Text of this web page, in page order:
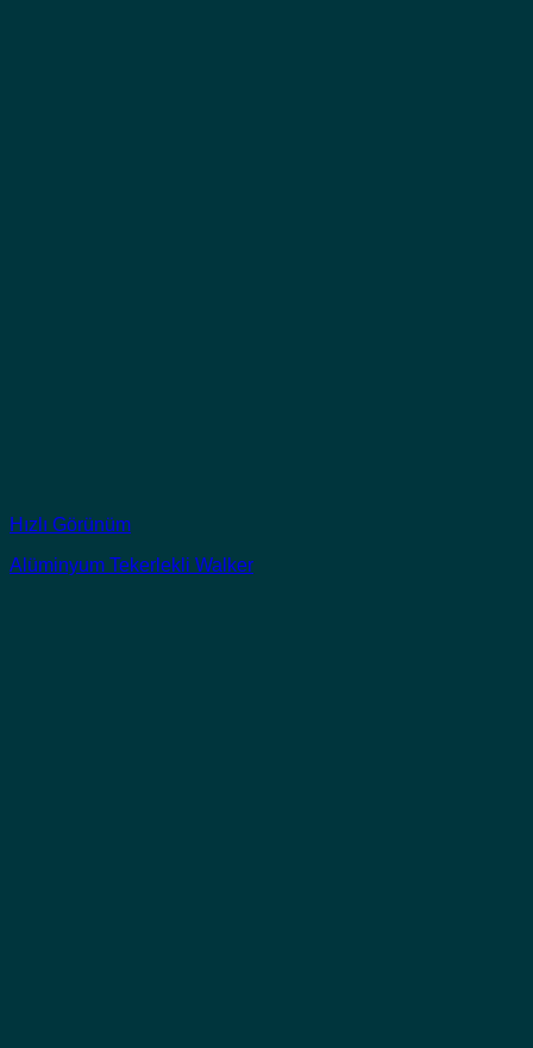
Hızlı Görünüm
Alüminyum Tekerlekli Walker